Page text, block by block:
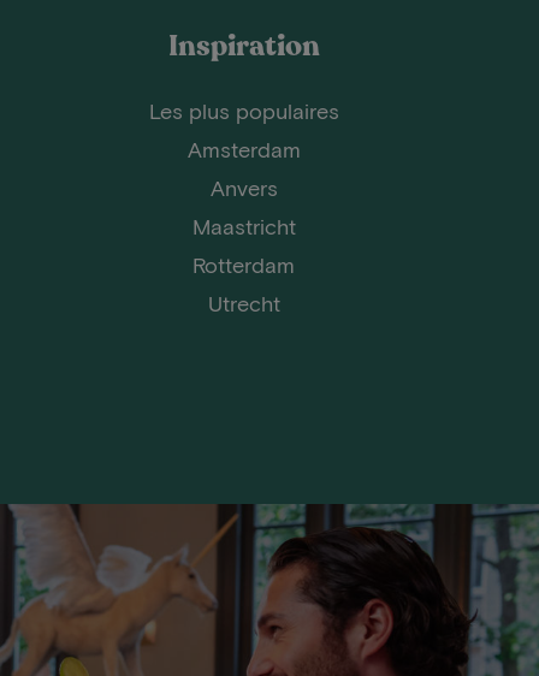
Inspiration
Les plus populaires
Amsterdam
Anvers
Maastricht
Rotterdam
Utrecht